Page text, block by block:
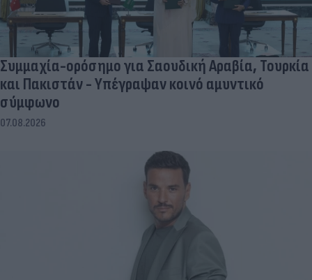
Συμμαχία-ορόσημο για Σαουδική Αραβία, Τουρκία
και Πακιστάν - Υπέγραψαν κοινό αμυντικό
σύμφωνο
07.08.2026